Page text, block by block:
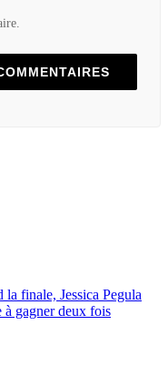
finale, Jessica Pegula
à gagner deux fois